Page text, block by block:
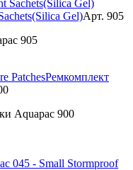
Gel)Арт. 905
905
Ремкомплект
Aquapac 900